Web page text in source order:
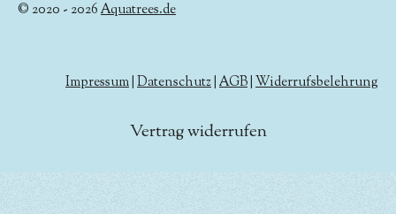
© 2020 - 2026Aquatrees.de
Impressum Datenschutz AGB Widerrufsbelehrung
Vertrag widerrufen